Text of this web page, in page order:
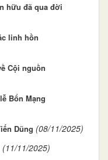
hữu đã qua đời
linh hồn
Cội nguồn
Bổn Mạng
Dũng (08/11/2025)
(11/11/2025)